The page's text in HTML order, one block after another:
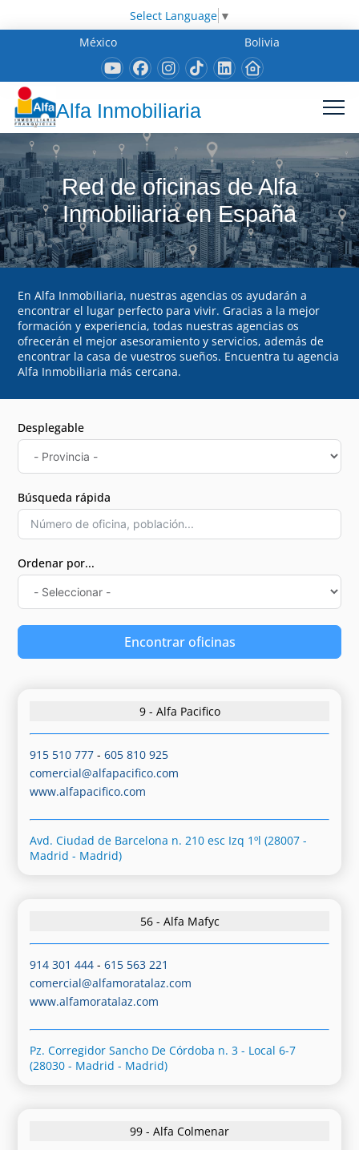
Select Language ▼
México
Bolivia
Alfa Inmobiliaria
Red de oficinas de Alfa
Inmobiliaria en España
En Alfa Inmobiliaria, nuestras agencias os ayudarán a
encontrar el lugar perfecto para vivir. Gracias a la mejor
formación y experiencia, todas nuestras agencias os
ofrecerán el mejor asesoramiento y servicios, además de
encontrar la casa de vuestros sueños. Encuentra tu agencia
Alfa Inmobiliaria más cercana.
Desplegable
Búsqueda rápida
Ordenar por...
Encontrar oficinas
9 - Alfa Pacifico
915 510 777 -605 810 925
comercial@alfapacifico.com
www.alfapacifico.com
Avd. Ciudad de Barcelona n. 210 esc Izq 1ºl (28007 -
Madrid - Madrid)
56 - Alfa Mafyc
914 301 444 -615 563 221
comercial@alfamoratalaz.com
www.alfamoratalaz.com
Pz. Corregidor Sancho De Córdoba n. 3 - Local 6-7
(28030 - Madrid - Madrid)
99 - Alfa Colmenar